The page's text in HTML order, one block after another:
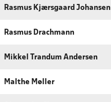
Rasmus Kjærsgaard Johansen
Rasmus Drachmann
Mikkel Trandum Andersen
Malthe Møller